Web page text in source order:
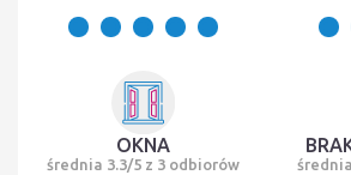
OKNA
średnia 3.3/5 z 3 odbiorów